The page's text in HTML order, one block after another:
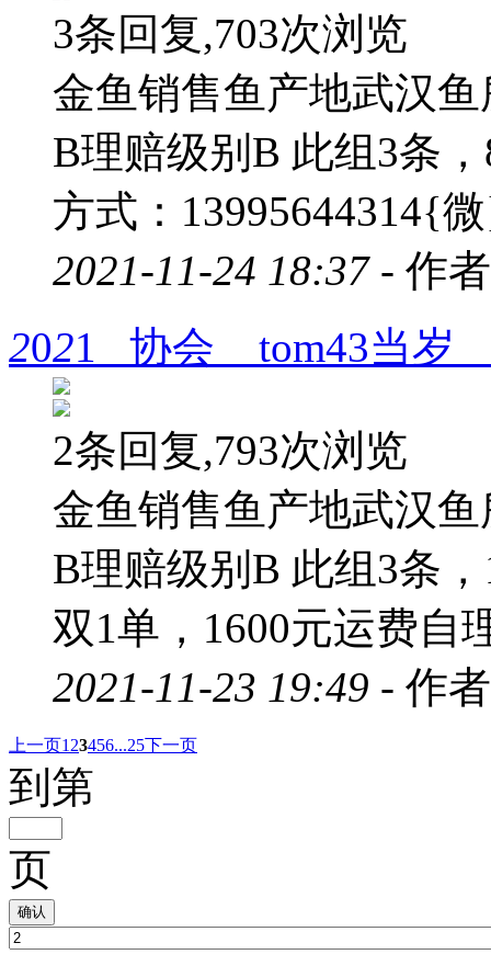
3条回复,703次浏览
金鱼销售鱼产地武汉
B理赔级别B 此组3条
方式：13995644314{
2021-11-24 18:37 - 作
2021 协会 tom43当岁
2条回复,793次浏览
金鱼销售鱼产地武汉
B理赔级别B 此组3条
双1单，1600元运费自
2021-11-23 19:49 - 作
上一页1 23456...25下一页
到第
页
确认